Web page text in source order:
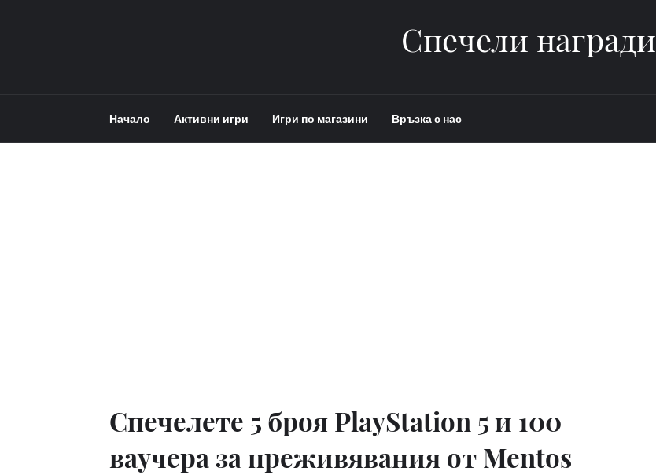
Спечели награди
Начало Активни игри Игри по магазини Връзка с нас
Спечелете 5 броя PlayStation 5 и 100
ваучера за преживявания от Mentos